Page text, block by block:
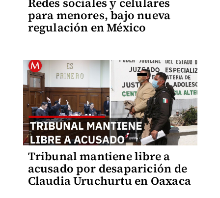
para menores, bajo nueva
regulación en México
Tribunal mantiene libre a
acusado por desaparición de
Claudia Uruchurtu en Oaxaca